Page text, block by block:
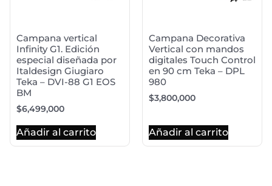
Campana vertical
Infinity G1. Edición
especial diseñada por
Italdesign Giugiaro
Teka – DVI-88 G1 EOS
BM
$6,499,000
Añadir al carrito
Campana Decorativa
Vertical con mandos
digitales Touch Control
en 90 cm Teka – DPL
980
$3,800,000
Añadir al carrito